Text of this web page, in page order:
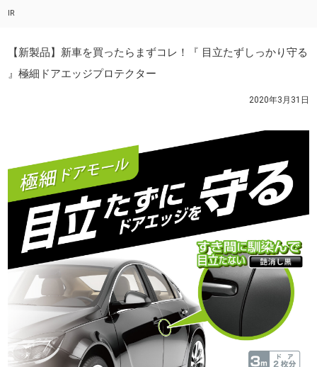
IR
【新製品】新車を買ったらまずコレ！『 目立たずしっかり守る
』極細ドアエッジプロテクター
2020年3月31日